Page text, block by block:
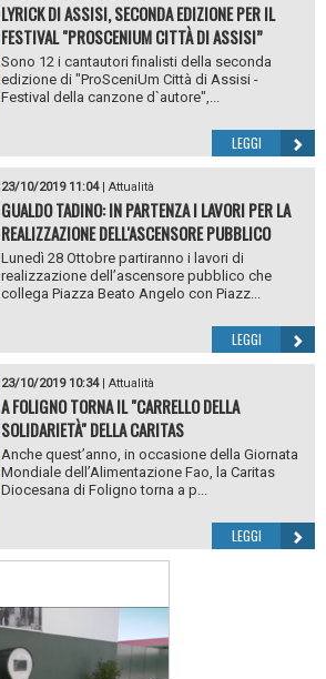
LYRICK DI ASSISI, SECONDA EDIZIONE PER IL
FESTIVAL "PROSCENIUM CITTÀ DI ASSISI”
Sono 12 i cantautori finalisti della seconda
edizione di "ProSceniUm Città di Assisi -
Festival della canzone d`autore",...
LEGGI
23/10/2019 11:04| Attualità
GUALDO TADINO: IN PARTENZA I LAVORI PER LA
REALIZZAZIONE DELL'ASCENSORE PUBBLICO
Lunedì 28 Ottobre partiranno i lavori di
realizzazione dell’ascensore pubblico che
collega Piazza Beato Angelo con Piazz...
LEGGI
23/10/2019 10:34| Attualità
A FOLIGNO TORNA IL "CARRELLO DELLA
SOLIDARIETÀ" DELLA CARITAS
Anche quest’anno, in occasione della Giornata
Mondiale dell’Alimentazione Fao, la Caritas
Diocesana di Foligno torna a p...
LEGGI